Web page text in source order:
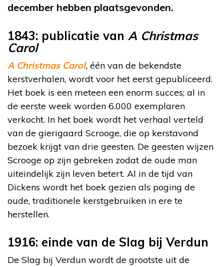
december hebben plaatsgevonden.
1843: publicatie van A Christmas
Carol
A Christmas Carol, één van de bekendste
kerstverhalen, wordt voor het eerst gepubliceerd.
Het boek is een meteen een enorm succes; al in
de eerste week worden 6.000 exemplaren
verkocht. In het boek wordt het verhaal verteld
van de gierigaard Scrooge, die op kerstavond
bezoek krijgt van drie geesten. De geesten wijzen
Scrooge op zijn gebreken zodat de oude man
uiteindelijk zijn leven betert. Al in de tijd van
Dickens wordt het boek gezien als poging de
oude, traditionele kerstgebruiken in ere te
herstellen.
1916: einde van de Slag bij Verdun
De Slag bij Verdun wordt de grootste uit de